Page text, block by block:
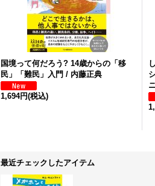
国境って何だろう? 14歳からの「移
民」「難民」入門 / 内藤正典
1,694円(税込)
最近チェックしたアイテム